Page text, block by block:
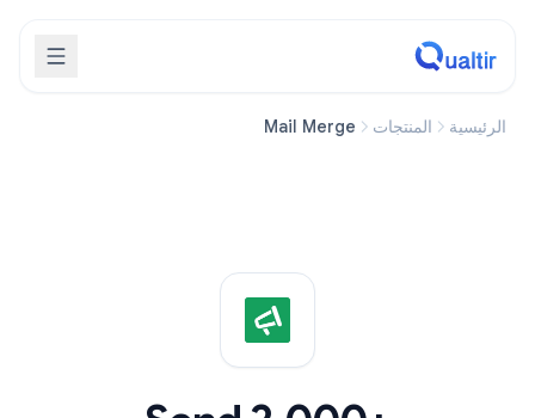
الرئيسية المنتجات Mail Merge